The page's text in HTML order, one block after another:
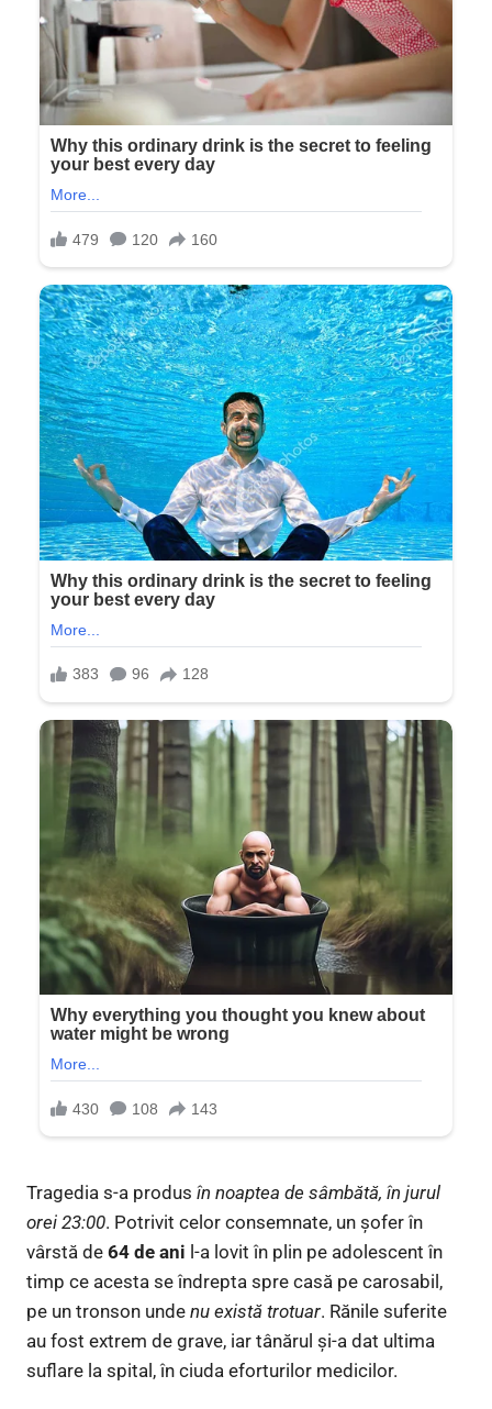
Tragedia s-a produs în noaptea de sâmbătă, în jurul
orei 23:00. Potrivit celor consemnate, un șofer în
vârstă de 64 de ani l-a lovit în plin pe adolescent în
timp ce acesta se îndrepta spre casă pe carosabil,
pe un tronson unde nu există trotuar. Rănile suferite
au fost extrem de grave, iar tânărul și-a dat ultima
suflare la spital, în ciuda eforturilor medicilor.